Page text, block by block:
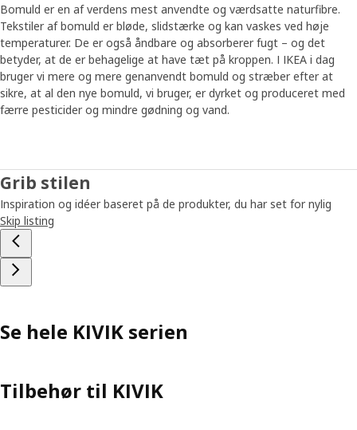
Bomuld er en af verdens mest anvendte og værdsatte naturfibre.
Tekstiler af bomuld er bløde, slidstærke og kan vaskes ved høje
temperaturer. De er også åndbare og absorberer fugt – og det
betyder, at de er behagelige at have tæt på kroppen. I IKEA i dag
bruger vi mere og mere genanvendt bomuld og stræber efter at
sikre, at al den nye bomuld, vi bruger, er dyrket og produceret med
færre pesticider og mindre gødning og vand.
Grib stilen
Inspiration og idéer baseret på de produkter, du har set for nylig
Skip listing
Se hele KIVIK serien
Tilbehør til KIVIK